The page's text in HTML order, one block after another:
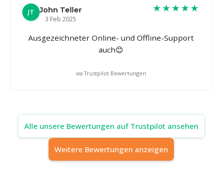
JT
John Teller
3 Feb 2025
★★★★★
Ausgezeichneter Online- und Offline-Support
auch😊
via Trustpilot Bewertungen
Alle unsere Bewertungen auf Trustpilot ansehen
Weitere Bewertungen anzeigen